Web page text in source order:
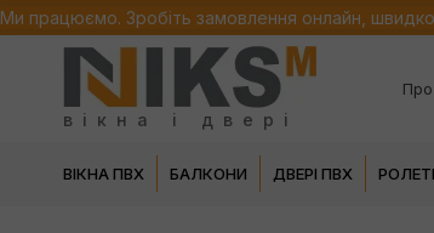
Ми працюємо. Зробіть замовлення онлайн,
вікна і двері
ВІКНА ПВХ БАЛКОНИ ДВЕРІ ПВХ